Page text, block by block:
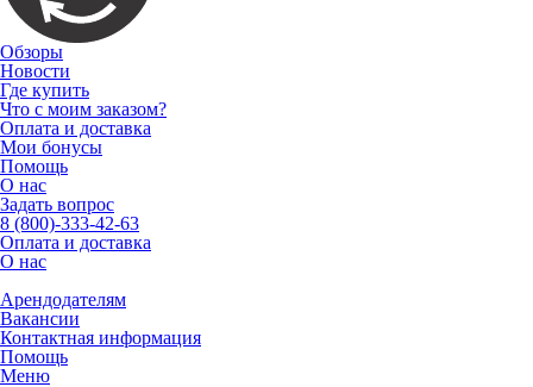
Обзоры
Новости
Где купить
Что с моим заказом?
Оплата и доставка
Мои бонусы
Помощь
О нас
Задать вопрос
8 (800)-333-42-63
Оплата и доставка
О нас
Арендодателям
Вакансии
Контактная информация
Помощь
Меню